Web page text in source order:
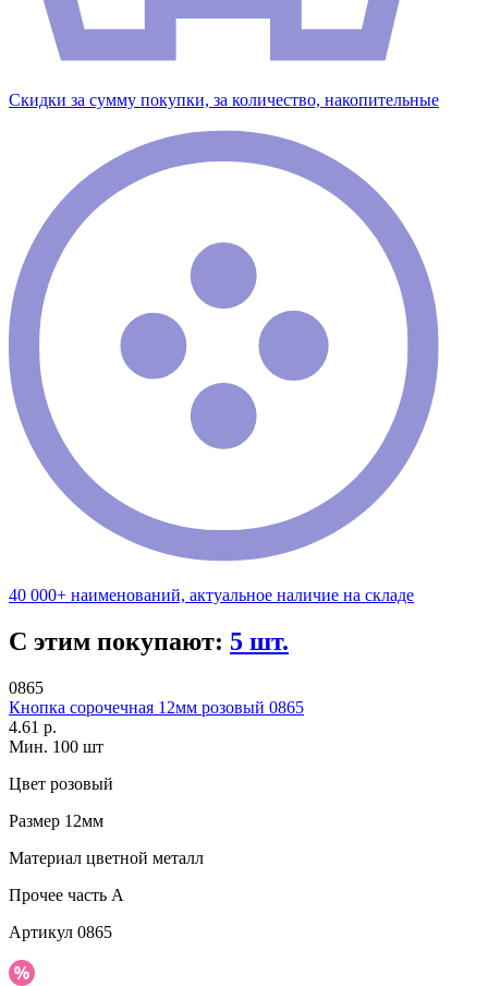
Скидки за сумму покупки, за количество, накопительные
40 000+ наименований, актуальное наличие на складе
С этим покупают: 5 шт.
0865
Кнопка сорочечная 12мм розовый 0865
4.61 р.
Мин. 100 шт
Цвет розовый
Размер 12мм
Материал цветной металл
Прочее часть A
Артикул 0865